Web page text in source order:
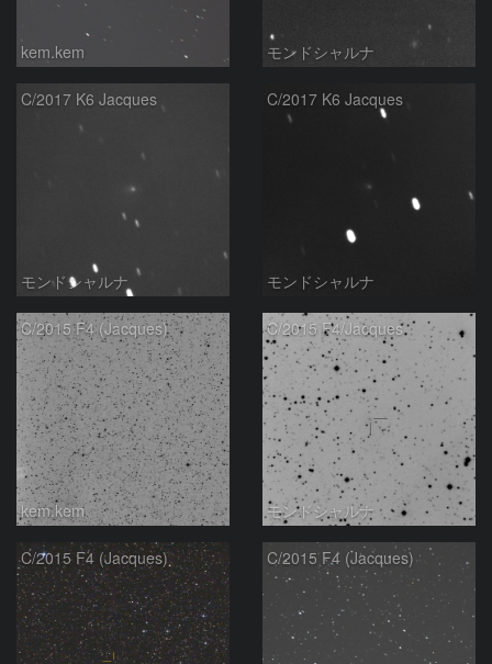
kem.kem モンドシャルナ
C/2017 K6 Jacques
モンドシャルナ
C/2017 K6 Jacques
モンドシャルナ
C/2015 F4 (Jacques)
kem.kem
C/2015 F4/Jacques
モンドシャルナ
C/2015 F4 (Jacques) C/2015 F4 (Jacques)